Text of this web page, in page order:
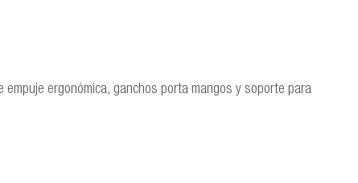
ergonómica, ganchos porta mangos y soporte para